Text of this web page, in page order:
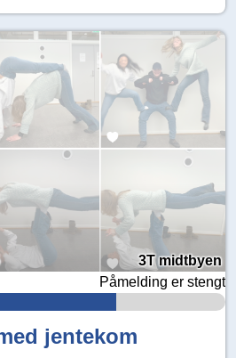
3T midtbyen
Påmelding er stengt
jentekom